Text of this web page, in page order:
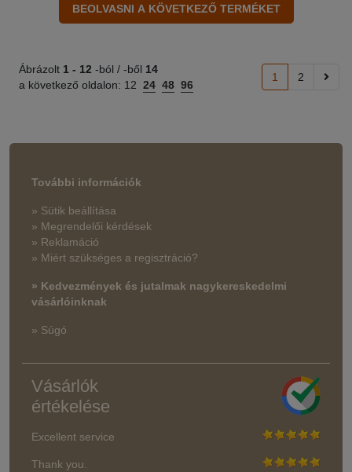
Ábrázolt 1 - 12 -ból / -ből 14
a következő oldalon: 12 24 48 96
1 2
További információk
» Sütik beállítása
» Megrendelői kérdések
» Reklamáció
» Miért szükséges a regisztráció?
» Kedvezmények és jutalmak nagykereskedelmi
vásárlóinknak
» Súgó
Vásárlók
értékelése
Excellent service
Thank you.